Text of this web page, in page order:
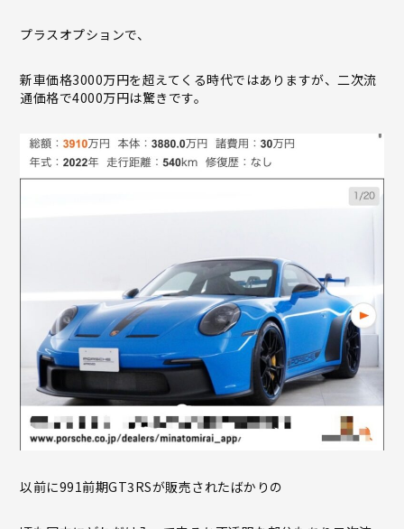
プラスオプションで、
新車価格3000万円を超えてくる時代ではありますが、二次流
通価格で4000万円は驚きです。
以前に991前期GT3RSが販売されたばかりの